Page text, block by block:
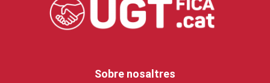
Sobre nosaltres